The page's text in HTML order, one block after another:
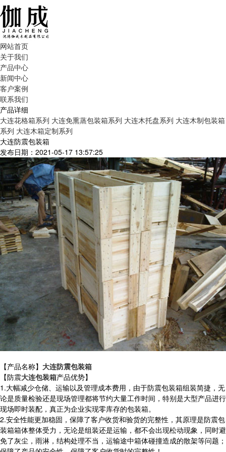
网站首页
关于我们
产品中心
新闻中心
客户案例
联系我们
产品详细
大连花格箱系列 大连免熏蒸包装箱系列 大连木托盘系列 大连木制包装箱
系列 大连木箱定制系列
大连防震包装箱
发布日期：2021-05-17 13:57:25
【产品名称】 大连防震包装箱
【防震大连包装箱产品优势】
1.大幅减少仓储、运输以及管理成本费用，由于防震包装箱组装简捷，无
论是质量检验还是现场管理都将节约大量工作时间，特别是大型产品进行
现场即时装配，真正为企业实现零库存的包装箱。
2.安全性能更加稳固，保障了客户收货和验货的完整性，其原理是防震包
装箱箱体整体受力，无论是组装还是运输，都不会出现松动现象，同时避
免了灰尘，雨淋，结构处理不当，运输途中箱体碰撞造成的散架等问题；